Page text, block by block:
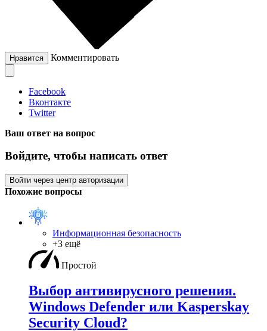
Нравится Комментировать
Facebook
Вконтакте
Twitter
Ваш ответ на вопрос
Войдите, чтобы написать ответ
Войти через центр авторизации
Похожие вопросы
Информационная безопасность
+3 ещё
Простой
Выбор антивирусного решения.
Windows Defender или Kasperskay
Security Cloud?